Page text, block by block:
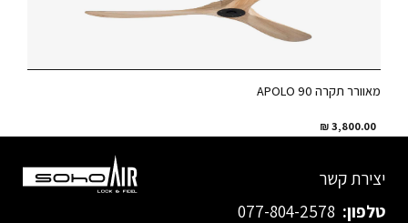
מאוורר תקרה APOLO 90
3,800.00
₪
יצירת קשר
טלפון: 077-804-2578